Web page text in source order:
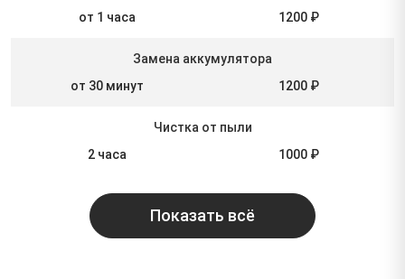
от 1 часа
1200 ₽
Замена аккумулятора
от 30 минут
1200 ₽
Чистка от пыли
2 часа
1000 ₽
Показать всё